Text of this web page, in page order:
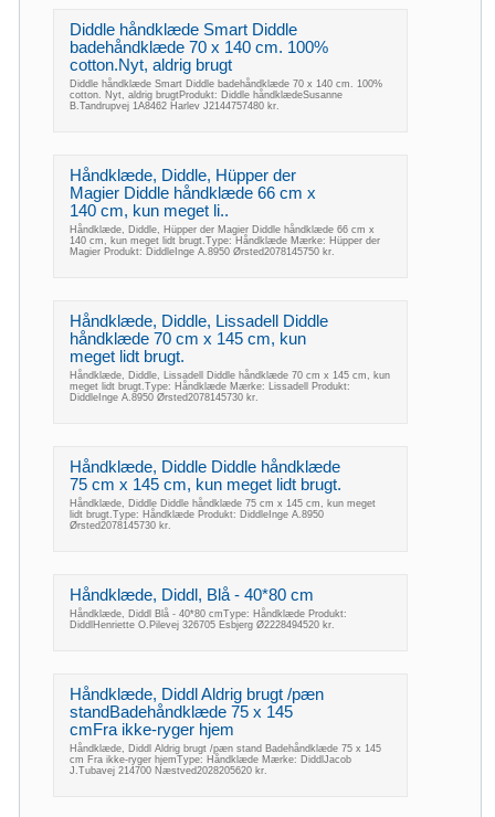
Diddle håndklæde Smart Diddle
badehåndklæde 70 x 140 cm. 100%
cotton.Nyt, aldrig brugt
Diddle håndklæde Smart Diddle badehåndklæde 70 x 140 cm. 100%
cotton. Nyt, aldrig brugtProdukt: Diddle håndklædeSusanne
B.Tandrupvej 1A8462 Harlev J2144757480 kr.
Håndklæde, Diddle, Hüpper der
Magier Diddle håndklæde 66 cm x
140 cm, kun meget li..
Håndklæde, Diddle, Hüpper der Magier Diddle håndklæde 66 cm x
140 cm, kun meget lidt brugt.Type: Håndklæde Mærke: Hüpper der
Magier Produkt: DiddleInge A.8950 Ørsted2078145750 kr.
Håndklæde, Diddle, Lissadell Diddle
håndklæde 70 cm x 145 cm, kun
meget lidt brugt.
Håndklæde, Diddle, Lissadell Diddle håndklæde 70 cm x 145 cm, kun
meget lidt brugt.Type: Håndklæde Mærke: Lissadell Produkt:
DiddleInge A.8950 Ørsted2078145730 kr.
Håndklæde, Diddle Diddle håndklæde
75 cm x 145 cm, kun meget lidt brugt.
Håndklæde, Diddle Diddle håndklæde 75 cm x 145 cm, kun meget
lidt brugt.Type: Håndklæde Produkt: DiddleInge A.8950
Ørsted2078145730 kr.
Håndklæde, Diddl, Blå - 40*80 cm
Håndklæde, Diddl Blå - 40*80 cmType: Håndklæde Produkt:
DiddlHenriette O.Pilevej 326705 Esbjerg Ø2228494520 kr.
Håndklæde, Diddl Aldrig brugt /pæn
standBadehåndklæde 75 x 145
cmFra ikke-ryger hjem
Håndklæde, Diddl Aldrig brugt /pæn stand Badehåndklæde 75 x 145
cm Fra ikke-ryger hjemType: Håndklæde Mærke: DiddlJacob
J.Tubavej 214700 Næstved2028205620 kr.